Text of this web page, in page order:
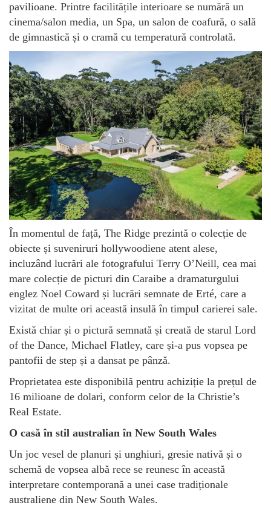
pavilioane. Printre facilitățile interioare se numără un
cinema/salon media, un Spa, un salon de coafură, o sală
de gimnastică și o cramă cu temperatură controlată.
În momentul de față, The Ridge prezintă o colecție de
obiecte și suveniruri hollywoodiene atent alese,
incluzând lucrări ale fotografului Terry O’Neill, cea mai
mare colecție de picturi din Caraibe a dramaturgului
englez Noel Coward și lucrări semnate de Erté, care a
vizitat de multe ori această insulă în timpul carierei sale.
Există chiar și o pictură semnată și creată de starul Lord
of the Dance, Michael Flatley, care și-a pus vopsea pe
pantofii de step și a dansat pe pânză.
Proprietatea este disponibilă pentru achiziție la prețul de
16 milioane de dolari, conform celor de la Christie’s
Real Estate.
O casă în stil australian în New South Wales
Un joc vesel de planuri și unghiuri, gresie nativă și o
schemă de vopsea albă rece se reunesc în această
interpretare contemporană a unei case tradiționale
australiene din New South Wales.